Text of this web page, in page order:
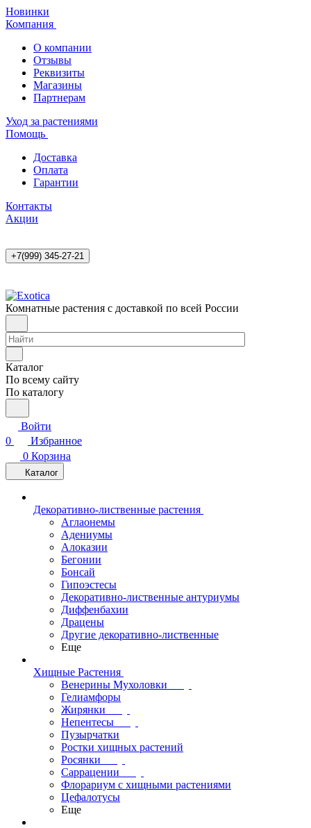
Новинки
Компания
О компании
Отзывы
Реквизиты
Магазины
Партнерам
Уход за растениями
Помощь
Доставка
Оплата
Гарантии
Контакты
Акции
+7(999) 345-27-21
Комнатные растения с доставкой по всей России
Каталог
По всему сайту
По каталогу
Войти
0
Избранное
0 Корзина
Каталог
Декоративно-лиственные растения
Аглаонемы
Адениумы
Алоказии
Бегонии
Бонсай
Гипоэстесы
Декоративно-лиственные антуриумы
Диффенбахии
Драцены
Другие декоративно-лиственные
Еще
Хищные Растения
Венерины Мухоловки
Гелиамфоры
Жирянки
Непентесы
Пузырчатки
Ростки хищных растений
Росянки
Саррацении
Флорариум с хищными растениями
Цефалотусы
Еще